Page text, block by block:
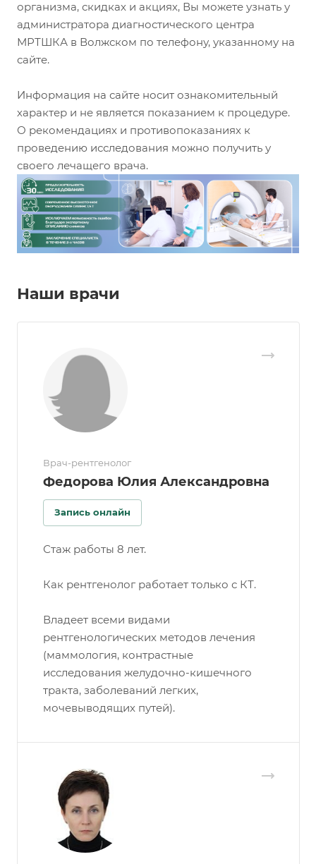
организма, скидках и акциях, Вы можете узнать у
администратора диагностического центра
МРТШКА в Волжском по телефону, указанному на
сайте.
Информация на сайте носит ознакомительный
характер и не является показанием к процедуре.
О рекомендациях и противопоказаниях к
проведению исследования можно получить у
своего лечащего врача.
Наши врачи
Врач-рентгенолог
Федорова Юлия Александровна
Запись онлайн
Стаж работы 8 лет.
Как рентгенолог работает только с КТ.
Владеет всеми видами
рентгенологических методов лечения
(маммология, контрастные
исследования желудочно-кишечного
тракта, заболеваний легких,
мочевыводящих путей).